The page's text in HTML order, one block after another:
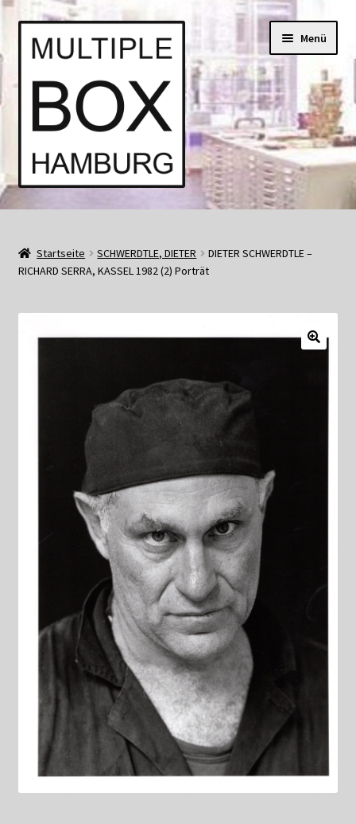
Zur
Navigation
Springe
zum
Menü
Start
AGB
Bücher und Kataloge
Newsletter
Newsletter
Suchservice
Startseite SCHWERDTLE, DIETER
DIETER SCHWERDTLE –
RICHARD SERRA, KASSEL 1982 (2) Porträt